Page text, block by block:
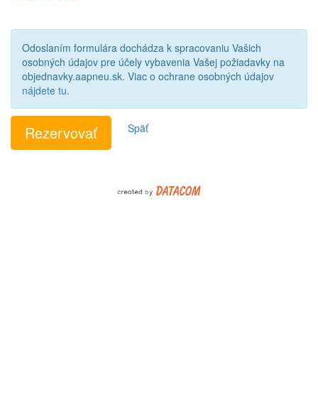
Odoslaním formulára dochádza k spracovaniu Vašich
osobných údajov pre účely vybavenia Vašej požiadavky na
objednavky.aapneu.sk. Viac o ochrane osobných údajov
nájdete tu.
Späť